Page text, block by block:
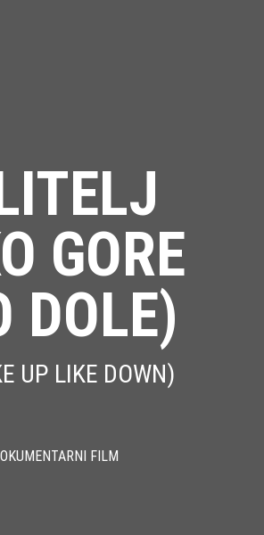
GORE
DOLE)
UP LIKE DOWN)
FILM